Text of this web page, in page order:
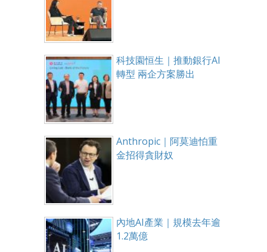
科技園恒生｜推動銀行AI
轉型 兩企方案勝出
Anthropic｜阿莫迪怕重
金招得貪財奴
內地AI產業｜規模去年逾
1.2萬億